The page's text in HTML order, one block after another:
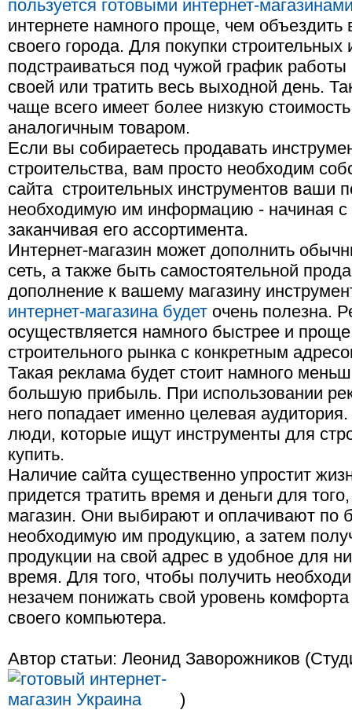
пользуется готовыми интернет-
интернете намного проще, чем объездить
своего города. Для покупки
подстраиваться под чужой график
своей или тратить весь выходной день.
чаще всего имеет более низкую
аналогичным товаром.
Если вы собираетесь продавать
строительства, вам просто необходим
сайта строительных инструментов ваши
необходимую им информацию - начиная с
заканчивая его ассортимента.
Интернет-магазин может дополнить
сеть, а также быть самостоятельной
дополнение к вашему магазину
интернет-магазина будет очень полезна.
осуществляется намного быстрее и
строительного рынка с конкретным
Такая реклама будет стоит намного
большую прибыль. При использовании
него попадает именно целевая
люди, которые ищут инструменты для
купить.
Наличие сайта существенно упростит
придется тратить время и деньги для
магазин. Они выбирают и оплачивают по
необходимую им продукцию, а затем
продукции на свой адрес в удобное для
время. Для того, чтобы получить
незачем понижать свой уровень
своего компьютера.
Автор статьи: Леонид Заворожников
)